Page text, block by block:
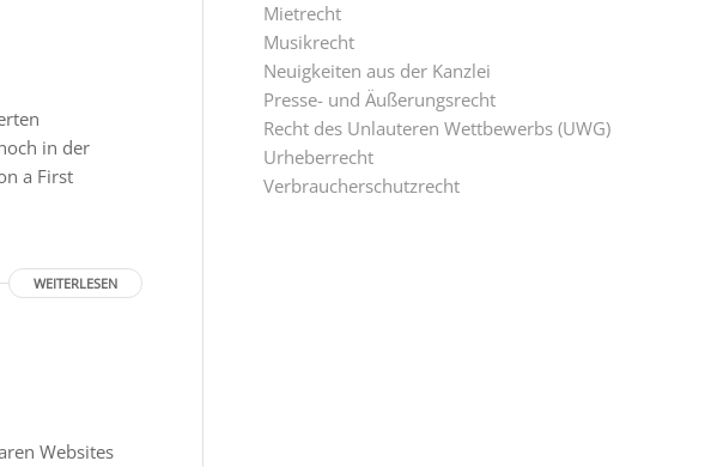
in der
a First
WEITERLESEN
Websites
Mietrecht
Musikrecht
Neuigkeiten aus der Kanzlei
Presse- und Äußerungsrecht
Recht des Unlauteren Wettbewerbs (UWG)
Urheberrecht
Verbraucherschutzrecht